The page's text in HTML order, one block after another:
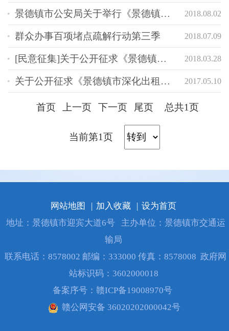
2018.08.02
景德镇市公安局关于举行《景德镇市电动自行车管理办法(草案)》立法听证会的公告
2018.07.09
群众办事百项堵点疏解行动第三季
2018.03.28
[民意征集]关于公开征求《景德镇市电动自行车管理办法（征求意见稿）》意见的公告
2017.05.10
关于公开征求《景德镇市深化出租汽车行业改革工作实施方案（征求意见稿）》等三份...
首页 上一页 下一页 尾页 总共1页
当前第1页
网站地图 | 加入收藏 | 设为首页
地址：景德镇市迎宾大道6号
主办单位：景德镇市交通运
输局
联系电话：8578002 邮编：333000 传真：8578008 政府网
站标识码：3602000018
备案序号： 赣ICP备19008970号
赣公网安备 36020202000042号